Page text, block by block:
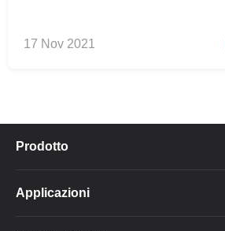
17 Nov 2021
Prodotto
Applicazioni